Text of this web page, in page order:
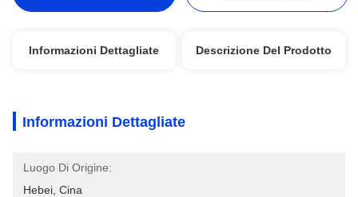
Informazioni Dettagliate Descrizione Del Prodotto
Informazioni Dettagliate
Luogo Di Origine:
Hebei, Cina